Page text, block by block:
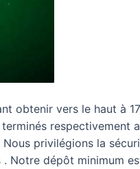
obtenir vers le haut à
privilégions la
Notre dépôt minimum